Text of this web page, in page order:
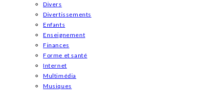
Divers
Divertissements
Enfants
Enseignement
Finances
Forme et santé
Internet
Multimédia
Musiques